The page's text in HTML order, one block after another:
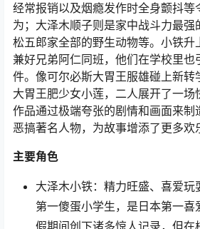
经常报销以及烟瘾发作时全身颤抖等
为；大泽木顺子则是家中战斗力最强
松五郎家全部的野生动物等。小铁升
兼好兄弟阿仁同班，他们在学校里也
件。像可尔必斯大胃王服雄碰上新转
大胃王肥少女小莲，二人展开了一场
作品通过极端夸张的剧情和画面来制
恶搞著名人物，为故事增添了更多欢
主要角色
大泽木小铁：精力旺盛、喜爱玩
第一傻蛋小学生，是日本第一喜
假期间创下诸多惊人记录，但在